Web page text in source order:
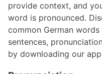
provide context, and
word is pronounced.
common German
sentences,
by downloading our